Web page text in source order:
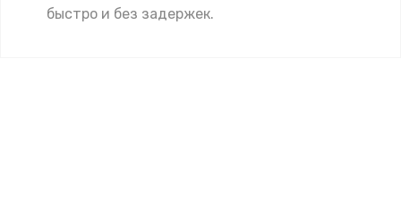
быстро и без задержек.